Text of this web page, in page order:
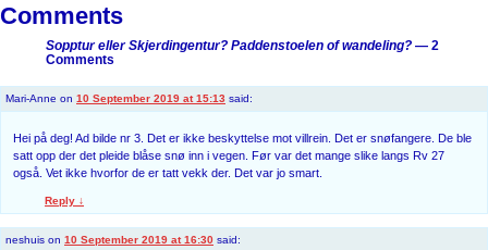
Comments
Sopptur eller Skjerdingentur? Paddenstoelen of wandeling? — 2
Comments
Mari-Anne on 10 September 2019 at 15:13 said:
Hei på deg! Ad bilde nr 3. Det er ikke beskyttelse mot villrein. Det er snøfangere. De ble
satt opp der det pleide blåse snø inn i vegen. Før var det mange slike langs Rv 27
også. Vet ikke hvorfor de er tatt vekk der. Det var jo smart.
Reply ↓
neshuis on 10 September 2019 at 16:30 said: